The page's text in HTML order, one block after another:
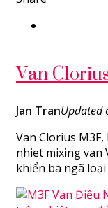
Van
Jan TranUpdated
Van Clorius
nhiet mixing van
khiển ba ngã